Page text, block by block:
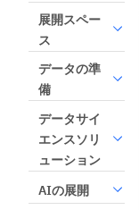
展開スペー
ス
データの準
備
データサイ
エンスソリ
ューション
AIの展開